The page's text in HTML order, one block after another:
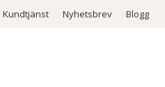
Kundtjänst Nyhetsbrev Blogg